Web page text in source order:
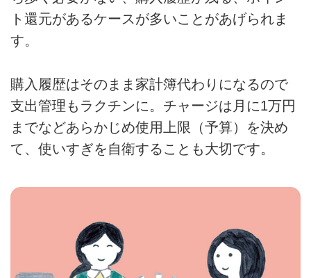
ト還元があるケースが多いことがあげられま
す。
購入履歴はそのまま家計簿代わりになるので
支出管理もラクチンに。チャージは月に1万円
までなどあらかじめ使用上限（予算）を決め
て、使いすぎを自衛することも大切です。